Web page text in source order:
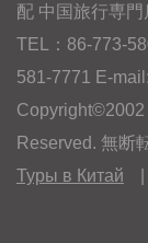
配 中国旅行専
TEL：86-773-
581-7771 E-mail:
Reserved. 無断
Туры в Китай